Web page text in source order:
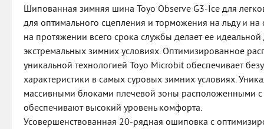
Шипованная зимняя шина Toyo Observe G3-Iсе для
для оптимального сцепления и торможения на льду и на
на протяжении всего срока службы делает ее
экстремальных зимних условиях. Оптимизированное
уникальной технологией Toyo Microbit обеспечивает
характеристики в самых суровых зимних условиях.
массивными блоками плечевой зоны расположенными
обеспечивают высокий уровень комфорта.
Усовершенствованная 20-рядная ошиповка с